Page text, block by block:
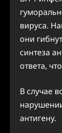
вируса.
они
синтеза
ответа,
В случае
антигену.